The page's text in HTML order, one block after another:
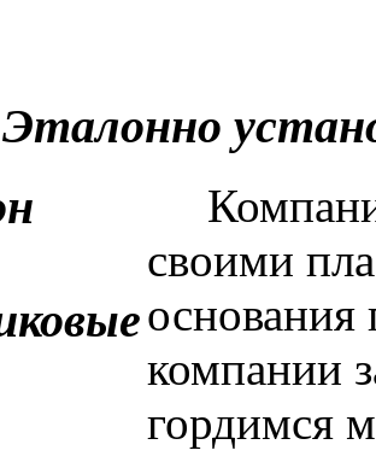
Эталонно
своими
основания
компании
гордимся